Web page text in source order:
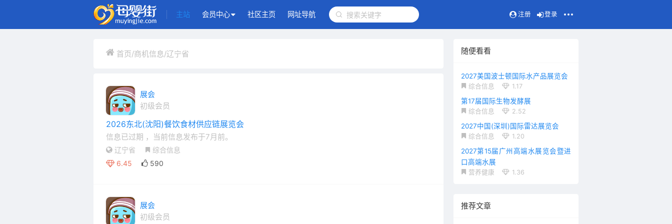
主站 会员中心 社区主页 网址导航 注册 登录
首页/商机信息/辽宁省
展会
初级会员
2026东北(沈阳)餐饮食材供应链展览会
信息已过期 ，当前信息发布于7月前。
辽宁省
综合信息
6.45
590
展会
初级会员
随便看看
2027美国波士顿国际水产品展览会
综合信息 1.17
第17届国际生物发酵展
综合信息 2.52
2027中国(深圳)国际雷达展览会
综合信息 1.20
2027第15届广州高端水展览会暨进
口高端水展
营养健康 1.36
推荐文章